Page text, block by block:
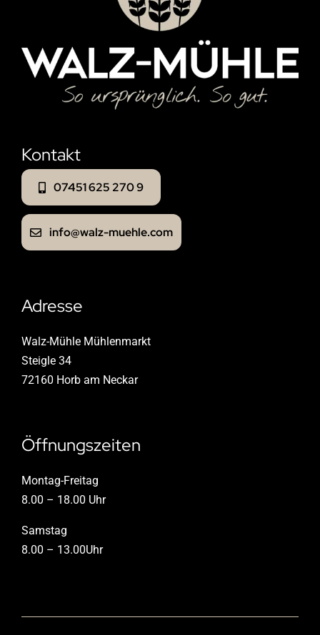
Kontakt
07451 625 270 9
info@walz-muehle.com
Adresse
Walz-Mühle Mühlenmarkt
Steigle 34
72160 Horb am Neckar
Öffnungszeiten
Montag-Freitag
8.00 – 18.00 Uhr
Samstag
8.00 – 13.00Uhr